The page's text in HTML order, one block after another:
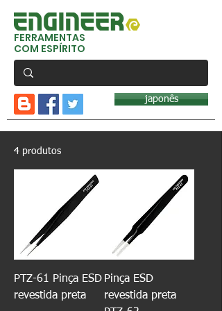
FERRAMENTAS
COM ESPÍRITO
japonês
4 produtos
PTZ-61 Pinça ESD
revestida preta
Pinça ESD
revestida preta